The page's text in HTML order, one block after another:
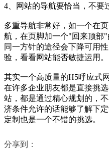
4、网站的导航要恰当，不要
多重导航非常好，如一个在
航，在页脚加一个"回来顶部
同一方针的途径会下降可用
验，看看网站能否敏捷运用。
其实一个高质量的H5呼应式
在许多企业朋友都是直接挑
站，都是通过精心规划的，
济条件允许的话能够了解下
定制也是一个不错的挑选。
分享到：